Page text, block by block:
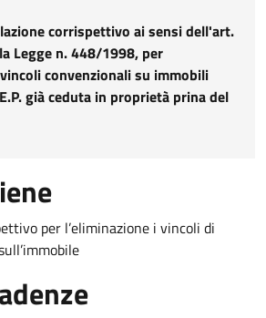
corrispettivo ai sensi dell'art.
Legge n. 448/1998, per
convenzionali su immobili
già ceduta in proprietà prina del
per l’eliminazione i vincoli di